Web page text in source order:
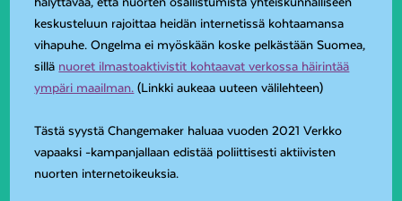
keskusteluun rajoittaa heidän internetissä kohtaamansa
vihapuhe. Ongelma ei myöskään koske pelkästään Suomea,
sillä nuoret ilmastoaktivistit kohtaavat verkossa häirintää
ympäri maailman. (Linkki aukeaa uuteen välilehteen)
Tästä syystä Changemaker haluaa vuoden 2021 Verkko
vapaaksi -kampanjallaan edistää poliittisesti aktiivisten
nuorten internetoikeuksia.